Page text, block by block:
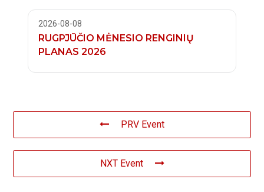
2026-08-08
RUGPJŪČIO MĖNESIO RENGINIŲ
PLANAS 2026
PRV Event
NXT Event